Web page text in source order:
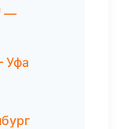
—
Уфа